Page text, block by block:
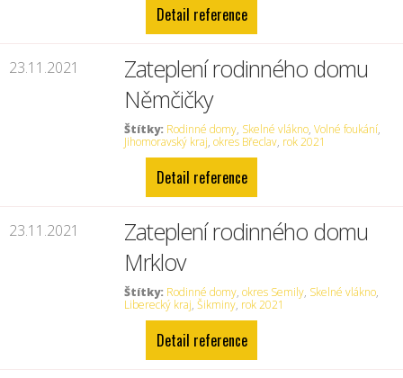
Detail reference
23.11.2021
Zateplení rodinného domu
Němčičky
Štítky: Rodinné domy, Skelné vlákno,Volné foukání,
Jihomoravský kraj,okres Břeclav, rok 2021
Detail reference
23.11.2021
Zateplení rodinného domu
Mrklov
Štítky: Rodinné domy,okres Semily, Skelné vlákno,
Liberecký kraj,Šikminy, rok 2021
Detail reference